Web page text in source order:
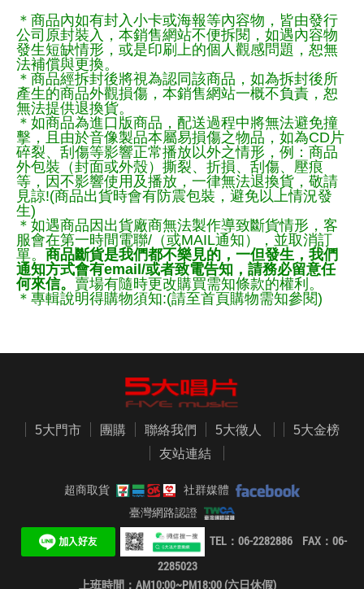
＊商品內如有封入小卡或海報等內容物，皆由發行
公司原封裝入，本銷售網站不便拆閱，如遇內容物
發生短缺情形，或是印刷上的個人觀感問題，恕無
法補償與更換。
＊商品經拆封後將視為認同該商品，如為拆封後所
產生的商品外觀損傷，本銷售網站一概不負責，恕
無法提供退換貨。
＊如商品為進口版商品，配送過程中將無法避免撞
擊，且由於音像製品本屬易損傷之物品，如為CD片
碎裂、刮傷等影響正常播放以外之情形，例：商品
外包裝（封面或外殼）撕裂、折損、刮傷、壓痕
等，因不影響使用及播放，一律無法退換貨，敬請
見諒!(商品出貨時會有防震包裝，避免以上情況發
生)
＊如遇商品因出貨廠商無法製作導致斷貨情形，客
服會在第一時間電聯/（或MAIL通知），並取消訂
單。 商品斷貨是我們都不樂見的，一但發生，我們
通知方式會有email/或者致電告知，請務必留意任
何來信。 賣場有隨時更改購買需知條款的權利。
＊專輯說明得購物須知:(請至首頁購物需知參閱)
5大門市 團購 聯絡我們 5大徵人
5大金榜
友站連結
超商取貨
社群媒體
臺灣網路認證
TEL：06-2282886 FAX：06-
2285023
上班時間：AM10:00~PM18:00 (六日休假)